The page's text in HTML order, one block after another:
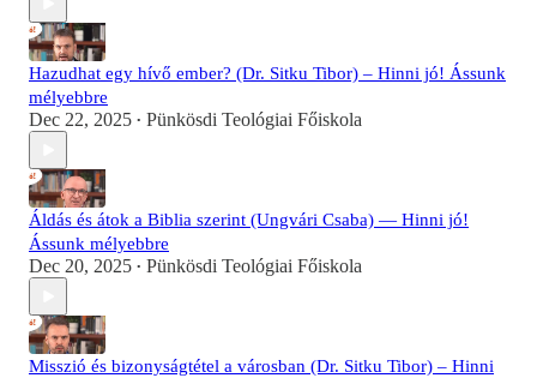
Hazudhat egy hívő ember? (Dr. Sitku Tibor) – Hinni jó! Ássunk
mélyebbre
Dec 22, 2025 • Pünkösdi Teológiai Főiskola
Áldás és átok a Biblia szerint (Ungvári Csaba) — Hinni jó!
Ássunk mélyebbre
Dec 20, 2025 • Pünkösdi Teológiai Főiskola
Misszió és bizonyságtétel a városban (Dr. Sitku Tibor) – Hinni